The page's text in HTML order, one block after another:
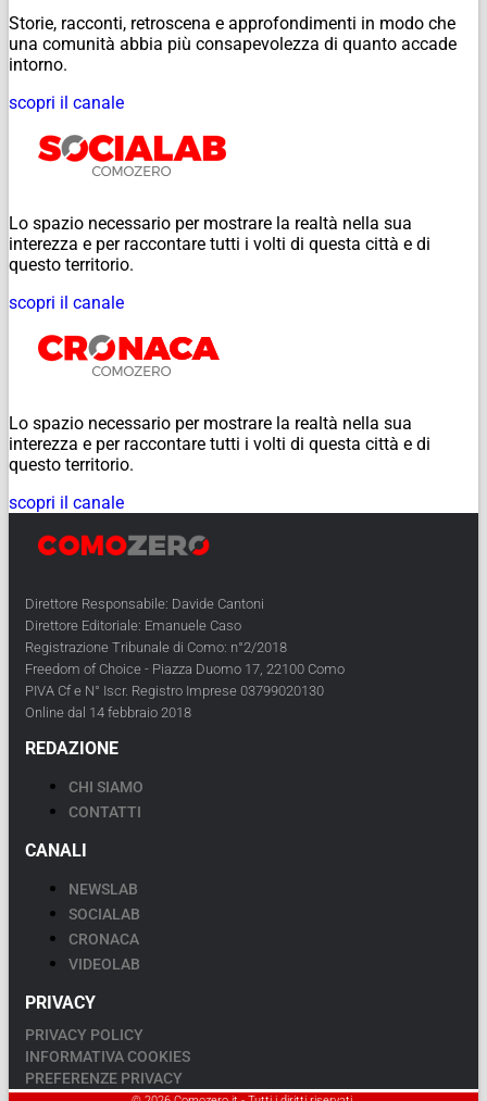
Storie, racconti, retroscena e approfondimenti in modo che
una comunità abbia più consapevolezza di quanto accade
intorno.
scopri il canale
Lo spazio necessario per mostrare la realtà nella sua
interezza e per raccontare tutti i volti di questa città e di
questo territorio.
scopri il canale
Lo spazio necessario per mostrare la realtà nella sua
interezza e per raccontare tutti i volti di questa città e di
questo territorio.
scopri il canale
Direttore Responsabile: Davide Cantoni
Direttore Editoriale: Emanuele Caso
Registrazione Tribunale di Como: n°2/2018
Freedom of Choice - Piazza Duomo 17, 22100 Como
PIVA Cf e N° Iscr. Registro Imprese 03799020130
Online dal 14 febbraio 2018
REDAZIONE
CHI SIAMO
CONTATTI
CANALI
NEWSLAB
SOCIALAB
CRONACA
VIDEOLAB
PRIVACY
PRIVACY POLICY
INFORMATIVA COOKIES
PREFERENZE PRIVACY